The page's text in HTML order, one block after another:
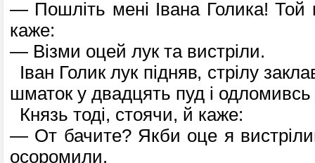
— Пошліть мені Івана Голика! Той
каже:
— Візми оцей лук та вистріли.
Іван Голик лук підняв, стрілу
шматок у двадцять пуд і
Князь тоді, стоячи, й каже:
— От бачите? Якби оце я
осоромили.